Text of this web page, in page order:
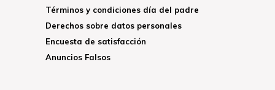
Términos y condiciones día del padre
Derechos sobre datos personales
Encuesta de satisfacción
Anuncios Falsos